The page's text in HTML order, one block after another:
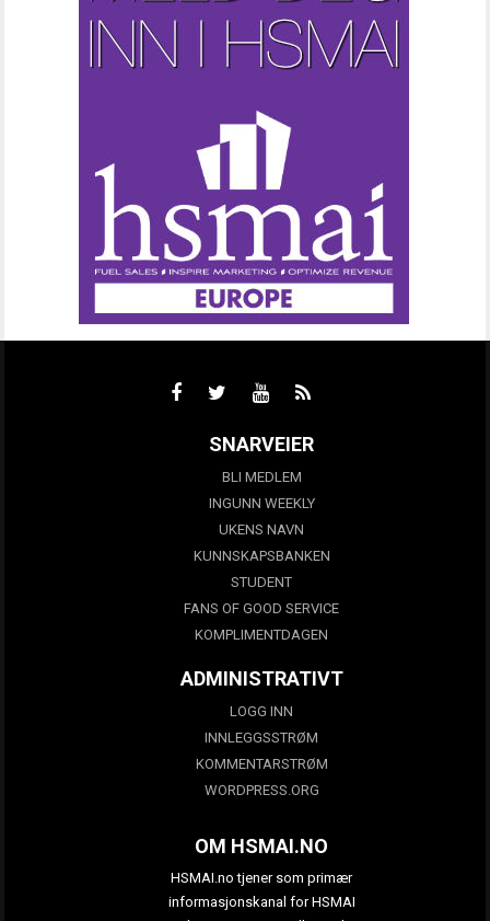
SNARVEIER
BLI MEDLEM
INGUNN WEEKLY
UKENS NAVN
KUNNSKAPSBANKEN
STUDENT
FANS OF GOOD SERVICE
KOMPLIMENTDAGEN
ADMINISTRATIVT
LOGG INN
INNLEGGSSTRØM
KOMMENTARSTRØM
WORDPRESS.ORG
OM HSMAI.NO
HSMAI.no tjener som primær
informasjonskanal for HSMAI